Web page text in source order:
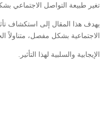
تغير طبيعة التواصل الاجتماعي
يهدف هذا المقال إلى استكشاف
الاجتماعية بشكل مفصل، متناولاً
الإيجابية والسلبية لهذا التأثير.